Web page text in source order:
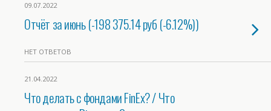
09.07.2022
Отчёт за июнь (-198 375.14 руб (-6.12%))
НЕТ ОТВЕТОВ
21.04.2022
Что делать с фондами FinEx? / Что